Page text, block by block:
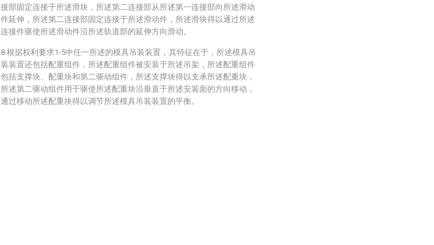
接部固定连接于所述滑块，所述第二连接部从所述第一连接部向所述滑动
件延伸，所述第二连接部固定连接于所述滑动件，所述滑块得以通过所述
连接件驱使所述滑动件沿所述轨道部的延伸方向滑动。
8.根据权利要求1-5中任一所述的模具吊装装置，其特征在于，所述模具吊
装装置还包括配重组件，所述配重组件被安装于所述吊架，所述配重组件
包括支撑块、配重块和第二驱动组件，所述支撑块得以支承所述配重块，
所述第二驱动组件用于驱使所述配重块沿垂直于所述安装面的方向移动，
通过移动所述配重块得以调节所述模具吊装装置的平衡。